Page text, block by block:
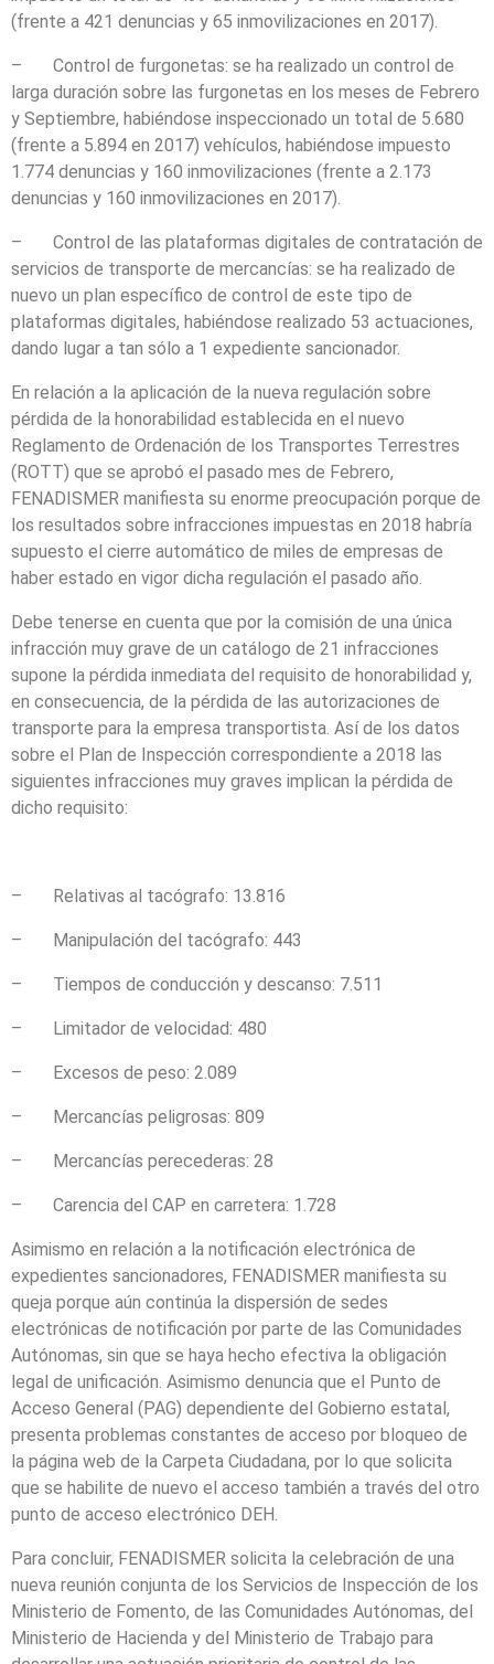
(frente a 421 denuncias y 65 inmovilizaciones en 2017).
– Control de furgonetas: se ha realizado un control de
larga duración sobre las furgonetas en los meses de Febrero
y Septiembre, habiéndose inspeccionado un total de 5.680
(frente a 5.894 en 2017) vehículos, habiéndose impuesto
1.774 denuncias y 160 inmovilizaciones (frente a 2.173
denuncias y 160 inmovilizaciones en 2017).
– Control de las plataformas digitales de contratación de
servicios de transporte de mercancías: se ha realizado de
nuevo un plan específico de control de este tipo de
plataformas digitales, habiéndose realizado 53 actuaciones,
dando lugar a tan sólo a 1 expediente sancionador.
En relación a la aplicación de la nueva regulación sobre
pérdida de la honorabilidad establecida en el nuevo
Reglamento de Ordenación de los Transportes Terrestres
(ROTT) que se aprobó el pasado mes de Febrero,
FENADISMER manifiesta su enorme preocupación porque de
los resultados sobre infracciones impuestas en 2018 habría
supuesto el cierre automático de miles de empresas de
haber estado en vigor dicha regulación el pasado año.
Debe tenerse en cuenta que por la comisión de una única
infracción muy grave de un catálogo de 21 infracciones
supone la pérdida inmediata del requisito de honorabilidad y,
en consecuencia, de la pérdida de las autorizaciones de
transporte para la empresa transportista. Así de los datos
sobre el Plan de Inspección correspondiente a 2018 las
siguientes infracciones muy graves implican la pérdida de
dicho requisito:
– Relativas al tacógrafo: 13.816
– Manipulación del tacógrafo: 443
– Tiempos de conducción y descanso: 7.511
– Limitador de velocidad: 480
– Excesos de peso: 2.089
– Mercancías peligrosas: 809
– Mercancías perecederas: 28
– Carencia del CAP en carretera: 1.728
Asimismo en relación a la notificación electrónica de
expedientes sancionadores, FENADISMER manifiesta su
queja porque aún continúa la dispersión de sedes
electrónicas de notificación por parte de las Comunidades
Autónomas, sin que se haya hecho efectiva la obligación
legal de unificación. Asimismo denuncia que el Punto de
Acceso General (PAG) dependiente del Gobierno estatal,
presenta problemas constantes de acceso por bloqueo de
la página web de la Carpeta Ciudadana, por lo que solicita
que se habilite de nuevo el acceso también a través del otro
punto de acceso electrónico DEH.
Para concluir, FENADISMER solicita la celebración de una
nueva reunión conjunta de los Servicios de Inspección de los
Ministerio de Fomento, de las Comunidades Autónomas, del
Ministerio de Hacienda y del Ministerio de Trabajo para